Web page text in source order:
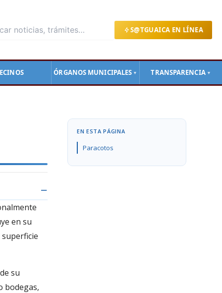
S@TGUAICA EN LÍNEA
ÓRGANOS MUNICIPALES ▼ TRANSPARENCIA ▼
en su
su
bodegas,
EN ESTA PÁGINA
Paracotos